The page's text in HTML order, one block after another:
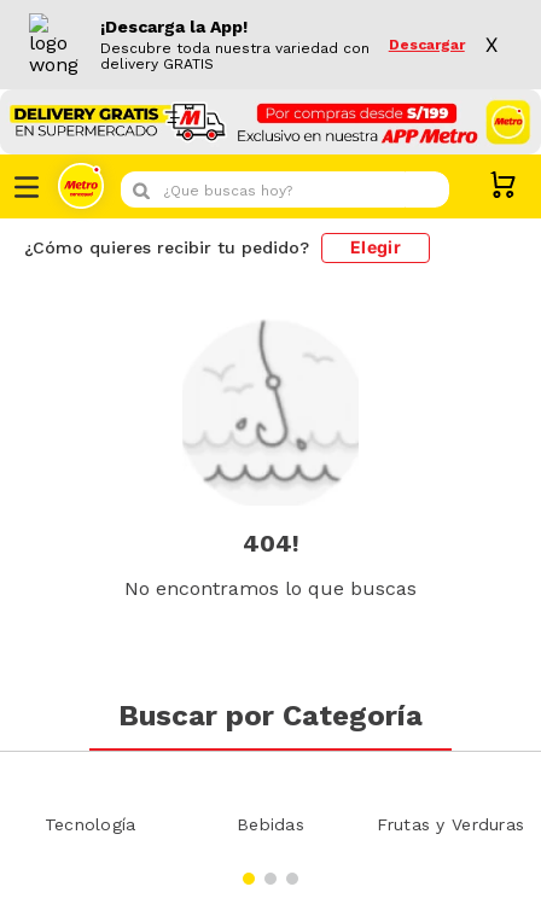
¡Descarga la App!
Descubre toda nuestra variedad con
delivery GRATIS
Descargar X
¿Que buscas hoy?
¿Cómo quieres recibir tu pedido? Elegir
404!
No encontramos lo que buscas
Buscar por Categoría
Tecnología Bebidas Frutas y Verduras